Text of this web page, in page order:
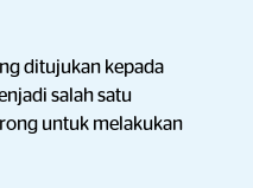
ditujukan kepada
salah satu
untuk melakukan